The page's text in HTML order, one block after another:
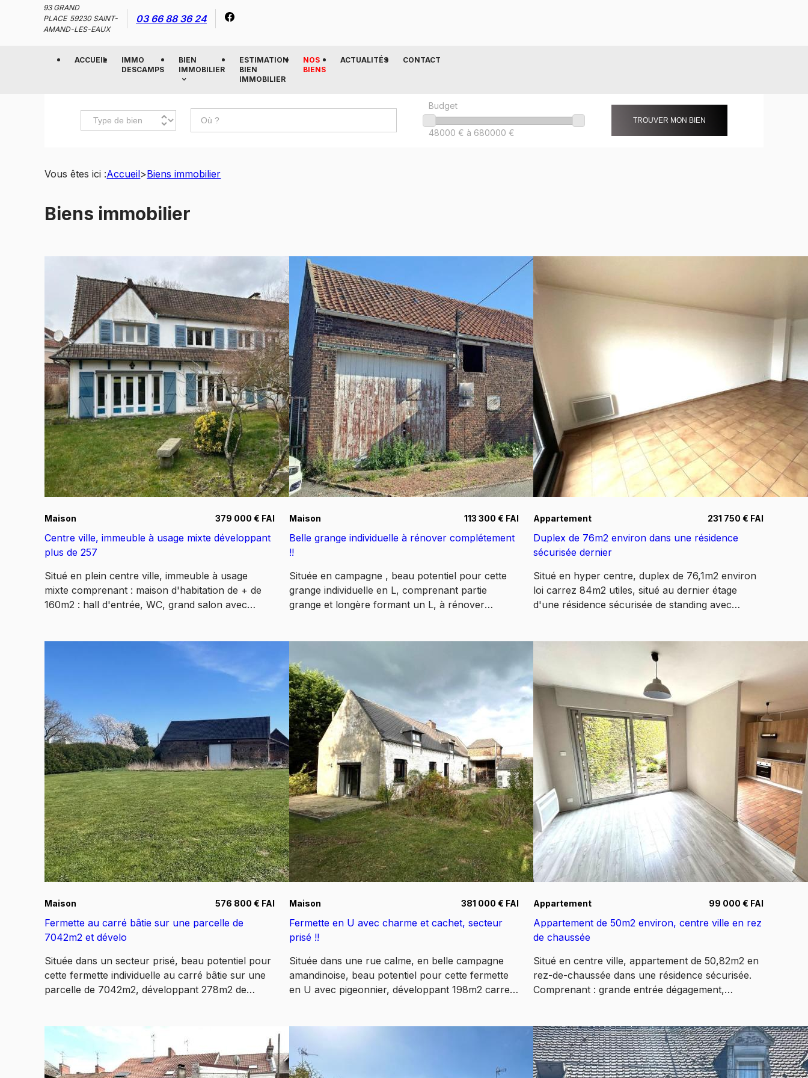
93 GRAND
PLACE 59230 SAINT-
AMAND-LES-EAUX
03 66 88 36 24
ACCUEIL
IMMO
DESCAMPS
BIEN
IMMOBILIER
ESTIMATION
BIEN
IMMOBILIER
NOS
BIENS
ACTUALITÉS CONTACT
Budget
48000 € à 680000 €
Vous êtes ici :Accueil>Biens immobilier
Biens immobilier
Maison 379 000 € FAI
Centre ville, immeuble à usage mixte développant
plus de 257
Situé en plein centre ville, immeuble à usage
mixte comprenant : maison d'habitation de + de
160m2 : hall d'entrée, WC, grand salon avec
à l'étage : palier, salle de bains, 4 chambres +
Pour la partie professionnelle : environ 95m2,
accès indépendant, 5 pièces dont une pièce
d'eau, à l'étage : bureau, grenier et SAUNA. A
l'extérieur : jardin clos et arboré, espace terrasse
et barbecue, exposition SUD/EST. Vue sur la tour
abbatiale, 4 garages pour 116m2 environ, portail
motorisé, parking plusieurs véhicules !! Idéal deux
logements ou profession libérale ou grande
maison familiale. Beau potentiel mais travaux à
prévoir !! Les informations sur les risques
auxquels ce bien est exposé sont disponibles sur
le site www.Géorisques.gouv
Maison 113 300 € FAI
Belle grange individuelle à rénover complétement
!!
Située en campagne , beau potentiel pour cette
grange individuelle en L, comprenant partie
grange et longère formant un L, à rénover
au tout à l'égout. Un permis de construire avait
déjà été validé par la mairie !! Comprenant
actuellement : 3 pièces en bas + grenier +
dépendances (longère) en L aménageable
également. Passage côté gauche pour rentrer les
véhicules sur le terrain !! A visiter !! Possibilité
120m2 habitables environ voire + ! Les
informations sur les risques auxquels ce bien est
exposé sont disponibles sur le site
'www.Géorisques.gouv'.
Appartement 231 750 € FAI
Duplex de 76m2 environ dans une résidence
sécurisée dernier
Situé en hyper centre, duplex de 76,1m2 environ
loi carrez 84m2 utiles, situé au dernier étage
d'une résidence sécurisée de standing avec
OUEST vue sur la tour abbatiale, cuisine séparée
avec terrasse exposée EST et vue parking.
Rangements/buanderie sous escalier. A l'étage :
palier avec rangements, 2 chambres dont une
avec grands placards. Vélux neufs avec volets
électriques, double vitrage bois avec volets
manuels, chauffage électrique, tout à l'égout.
Cave de 5,89m2 en sous-sol. 1 place de parking
privative !! A visiter !! Rare sur le secteur !! Les
informations sur les risques auxquels ce bien est
exposé sont disponibles sur le site
www.Géorisques.gouv
Maison 576 800 € FAI
Fermette au carré bâtie sur une parcelle de
7042m2 et dévelo
Située dans un secteur prisé, beau potentiel pour
cette fermette individuelle au carré bâtie sur une
parcelle de 7042m2, développant 278m2 de
d'entrée, cuisine équipée coin repas de + de
20m2, cave, salle de bains avec WC, salon/séjour
pour une superficie de 60m2 environ, chambre
Maison 381 000 € FAI
Fermette en U avec charme et cachet, secteur
prisé !!
Située dans une rue calme, en belle campagne
amandinoise, beau potentiel pour cette fermette
en U avec pigeonnier, développant 198m2 carrez
ouverte de 63m2 environ comprenant grande
cuisine équipée avec salle à manger et coin salon
Appartement 99 000 € FAI
Appartement de 50m2 environ, centre ville en rez
de chaussée
Situé en centre ville, appartement de 50,82m2 en
rez-de-chaussée dans une résidence sécurisée.
Comprenant : grande entrée dégagement,
placards de rangement, séjour lumineux de 14m2
environ ouvert sur la cuisine équipée de 11m2
environ, espace rangement. Chauffage électrique,
Panneau de gestion des cookies